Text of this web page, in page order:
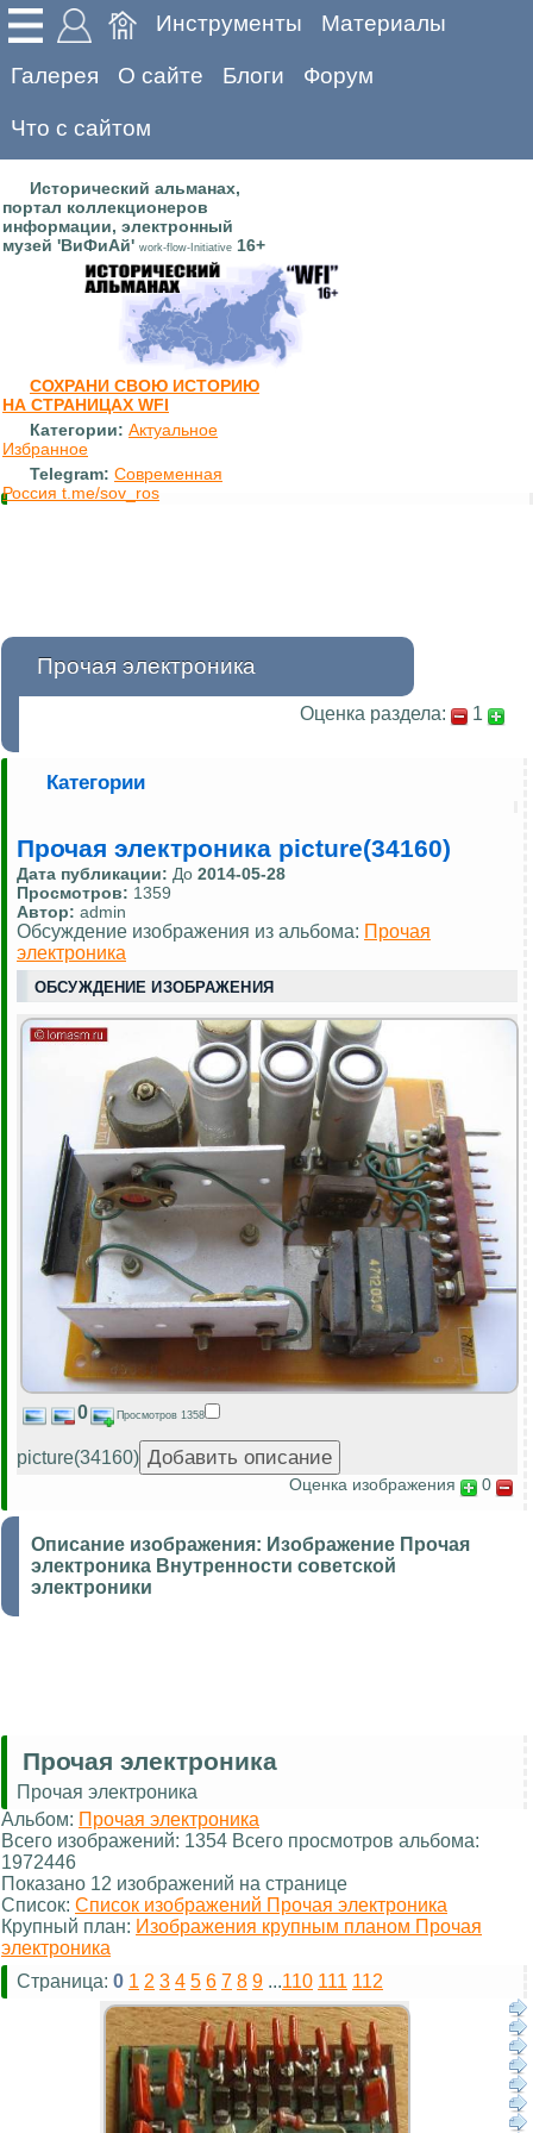
Инструменты Материалы
Галерея О сайте Блоги Форум
Что с сайтом
Исторический альманах,
портал коллекционеров
информации, электронный
музей 'ВиФиАй' work-flow-Initiative 16+
СОХРАНИ СВОЮ ИСТОРИЮ
НА СТРАНИЦАХ WFI
Категории: Актуальное
Избранное
Telegram: Современная
Россия t.me/sov_ros
Прочая электроника
Оценка раздела: 1
Категории
Прочая электроника picture(34160)
Дата публикации: До 2014-05-28
Просмотров: 1359
Автор: admin
Обсуждение изображения из альбома: Прочая
электроника
ОБСУЖДЕНИЕ ИЗОБРАЖЕНИЯ
0 Просмотров 1358
picture(34160)
Оценка изображения 0
Описание изображения: Изображение Прочая
электроника Внутренности советской
электроники
Прочая электроника
Прочая электроника
Альбом: Прочая электроника
Всего изображений: 1354 Всего просмотров альбома:
1972446
Показано 12 изображений на странице
Список: Список изображений Прочая электроника
Крупный план: Изображения крупным планом Прочая
электроника
Страница: 0 1 2 3 4 5 6 7 8 9 ...110 111 112